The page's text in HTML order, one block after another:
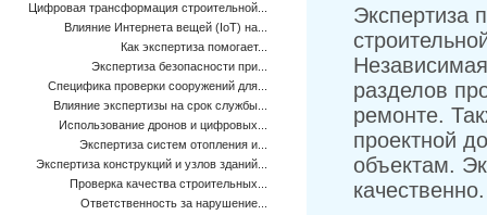
Цифровая трансформация строительной...
Влияние Интернета вещей (IoT) на...
Как экспертиза помогает...
Экспертиза безопасности при...
Специфика проверки сооружений для...
Влияние экспертизы на срок службы...
Использование дронов и цифровых...
Экспертиза систем отопления и...
Экспертиза конструкций и узлов зданий...
Проверка качества строительных...
Ответственность за нарушение...
Экспертиза
разделов
ремонте.
проектной
объектам.